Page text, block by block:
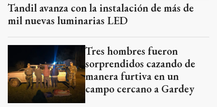
Tandil avanza con la instalación de más de
mil nuevas luminarias LED
Tres hombres fueron
sorprendidos cazando de
manera furtiva en un
campo cercano a Gardey